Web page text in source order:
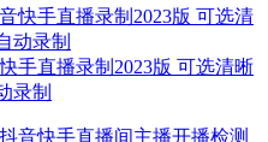
手直播录制2023版 可选清晰
录制
音快手直播间主播开播检测